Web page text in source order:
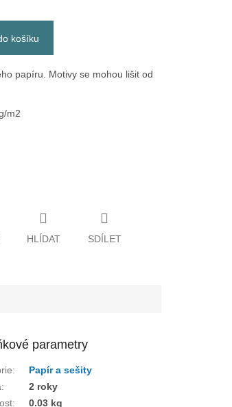
košíku
papíru. Motivy se mohou lišit od
m2
HLÍDAT SDÍLET
parametry
:
Papír a sešity
:
2 roky
:
0.03 kg